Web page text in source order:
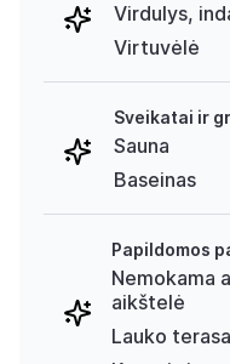
Virdulys,
Virtuvėlė
Sveikatai ir
Sauna
Baseinas
Papildomos
Nemokama
aikštelė
Lauko terasa